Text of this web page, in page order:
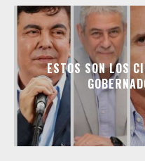
ESTOS SON LOS